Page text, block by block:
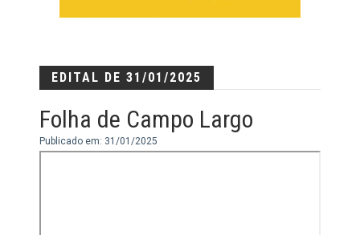
EDITAL DE 31/01/2025
Folha de Campo Largo
Publicado em: 31/01/2025